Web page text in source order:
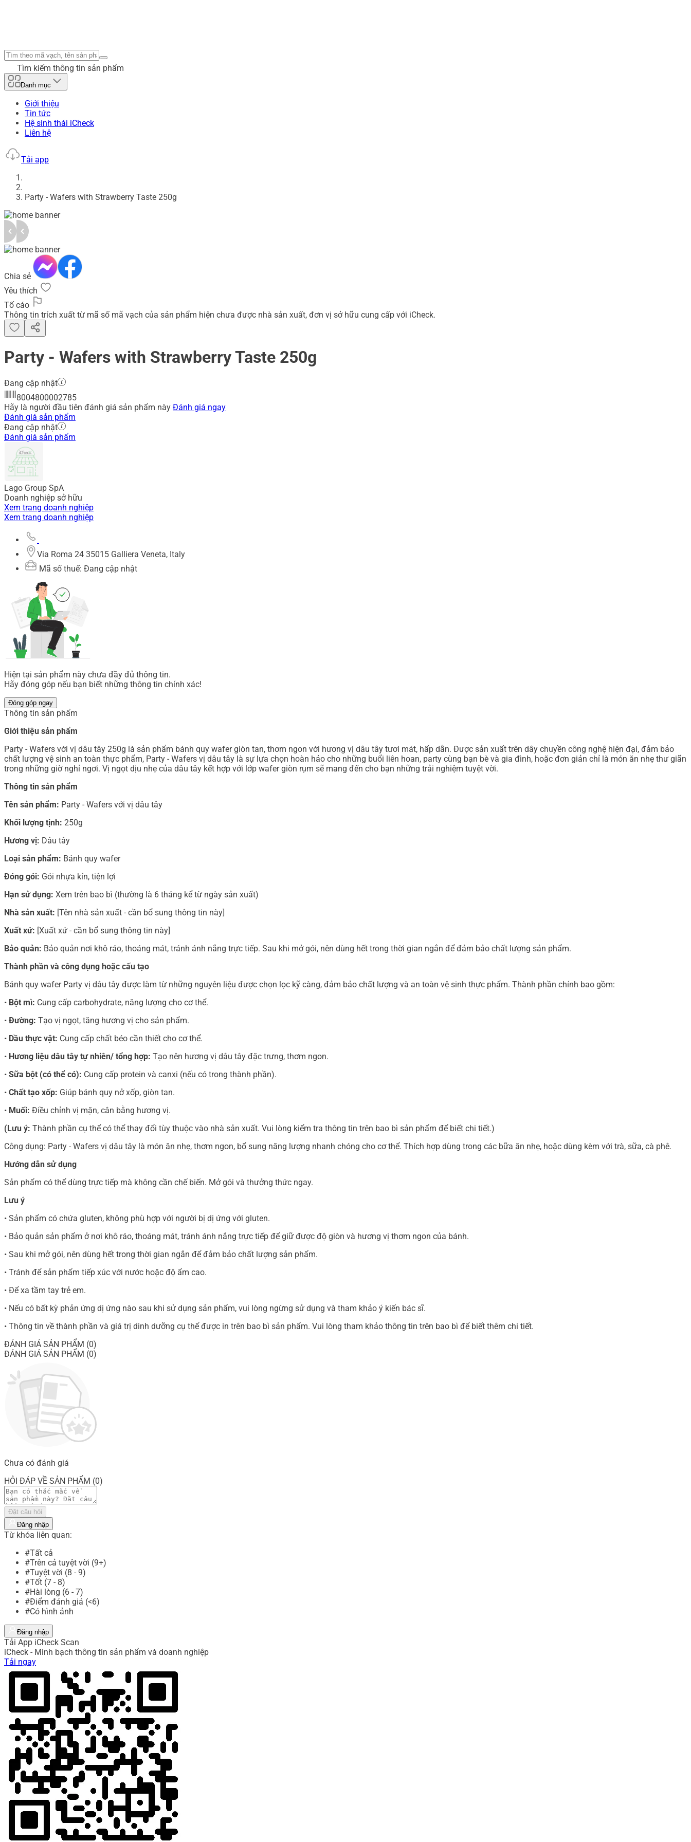
Tìm kiếm thông tin sản phẩm
Danh mục
Giới thiệu
Tin tức
Hệ sinh thái iCheck
Liên hệ
Tải app
Party - Wafers with Strawberry Taste 250g
Chia sẻ
Yêu thích
Tố cáo
Thông tin trích xuất từ mã số mã vạch của sản phẩm hiện chưa được nhà sản xuất, đơn vị sở hữu cung cấp với iCheck.
Party - Wafers with Strawberry Taste 250g
Đang cập nhật
8004800002785
Hãy là người đầu tiên đánh giá sản phẩm này Đánh giá ngay
Đánh giá sản phẩm
Đang cập nhật
Đánh giá sản phẩm
Lago Group SpA
Doanh nghiệp sở hữu
Xem trang doanh nghiệp
Xem trang doanh nghiệp
Via Roma 24 35015 Galliera Veneta, Italy
Mã số thuế: Đang cập nhật
Hiện tại sản phẩm này chưa đầy đủ thông tin.
Hãy đóng góp nếu bạn biết những thông tin chính xác!
Đóng góp ngay
Thông tin sản phẩm
Giới thiệu sản phẩm
Party - Wafers với vị dâu tây 250g là sản phẩm bánh quy wafer giòn tan, thơm ngon với hương vị dâu tây tươi mát, hấp dẫn. Được sản xuất trên dây chuyền công nghệ hiện đại, đảm bảo
chất lượng vệ sinh an toàn thực phẩm, Party - Wafers vị dâu tây là sự lựa chọn hoàn hảo cho những buổi liên hoan, party cùng bạn bè và gia đình, hoặc đơn giản chỉ là món ăn nhẹ thư giãn
trong những giờ nghỉ ngơi. Vị ngọt dịu nhẹ của dâu tây kết hợp với lớp wafer giòn rụm sẽ mang đến cho bạn những trải nghiệm tuyệt vời.
Thông tin sản phẩm
Tên sản phẩm: Party - Wafers với vị dâu tây
Khối lượng tịnh: 250g
Hương vị: Dâu tây
Loại sản phẩm: Bánh quy wafer
Đóng gói: Gói nhựa kín, tiện lợi
Hạn sử dụng: Xem trên bao bì (thường là 6 tháng kể từ ngày sản xuất)
Nhà sản xuất: [Tên nhà sản xuất - cần bổ sung thông tin này]
Xuất xứ: [Xuất xứ - cần bổ sung thông tin này]
Bảo quản: Bảo quản nơi khô ráo, thoáng mát, tránh ánh nắng trực tiếp. Sau khi mở gói, nên dùng hết trong thời gian ngắn để đảm bảo chất lượng sản phẩm.
Thành phần và công dụng hoặc cấu tạo
Bánh quy wafer Party vị dâu tây được làm từ những nguyên liệu được chọn lọc kỹ càng, đảm bảo chất lượng và an toàn vệ sinh thực phẩm. Thành phần chính bao gồm:
• Bột mì: Cung cấp carbohydrate, năng lượng cho cơ thể.
• Đường: Tạo vị ngọt, tăng hương vị cho sản phẩm.
• Dầu thực vật: Cung cấp chất béo cần thiết cho cơ thể.
• Hương liệu dâu tây tự nhiên/ tổng hợp: Tạo nên hương vị dâu tây đặc trưng, thơm ngon.
• Sữa bột (có thể có): Cung cấp protein và canxi (nếu có trong thành phần).
• Chất tạo xốp: Giúp bánh quy nở xốp, giòn tan.
• Muối: Điều chỉnh vị mặn, cân bằng hương vị.
(Lưu ý: Thành phần cụ thể có thể thay đổi tùy thuộc vào nhà sản xuất. Vui lòng kiểm tra thông tin trên bao bì sản phẩm để biết chi tiết.)
Công dụng: Party - Wafers vị dâu tây là món ăn nhẹ, thơm ngon, bổ sung năng lượng nhanh chóng cho cơ thể. Thích hợp dùng trong các bữa ăn nhẹ, hoặc dùng kèm với trà, sữa, cà phê.
Hướng dẫn sử dụng
Sản phẩm có thể dùng trực tiếp mà không cần chế biến. Mở gói và thưởng thức ngay.
Lưu ý
• Sản phẩm có chứa gluten, không phù hợp với người bị dị ứng với gluten.
• Bảo quản sản phẩm ở nơi khô ráo, thoáng mát, tránh ánh nắng trực tiếp để giữ được độ giòn và hương vị thơm ngon của bánh.
• Sau khi mở gói, nên dùng hết trong thời gian ngắn để đảm bảo chất lượng sản phẩm.
• Tránh để sản phẩm tiếp xúc với nước hoặc độ ẩm cao.
• Để xa tầm tay trẻ em.
• Nếu có bất kỳ phản ứng dị ứng nào sau khi sử dụng sản phẩm, vui lòng ngừng sử dụng và tham khảo ý kiến bác sĩ.
• Thông tin về thành phần và giá trị dinh dưỡng cụ thể được in trên bao bì sản phẩm. Vui lòng tham khảo thông tin trên bao bì để biết thêm chi tiết.
ĐÁNH GIÁ SẢN PHẨM (0)
ĐÁNH GIÁ SẢN PHẨM (0)
Chưa có đánh giá
HỎI ĐÁP VỀ SẢN PHẨM (0)
Đặt câu hỏi
Đăng nhập
Từ khóa liên quan:
#Tất cả
#Trên cả tuyệt vời (9+)
#Tuyệt vời (8 - 9)
#Tốt (7 - 8)
#Hài lòng (6 - 7)
#Điểm đánh giá (<6)
#Có hình ảnh
Đăng nhập
Tải App iCheck Scan
iCheck - Minh bạch thông tin sản phẩm và doanh nghiệp
Tải ngay